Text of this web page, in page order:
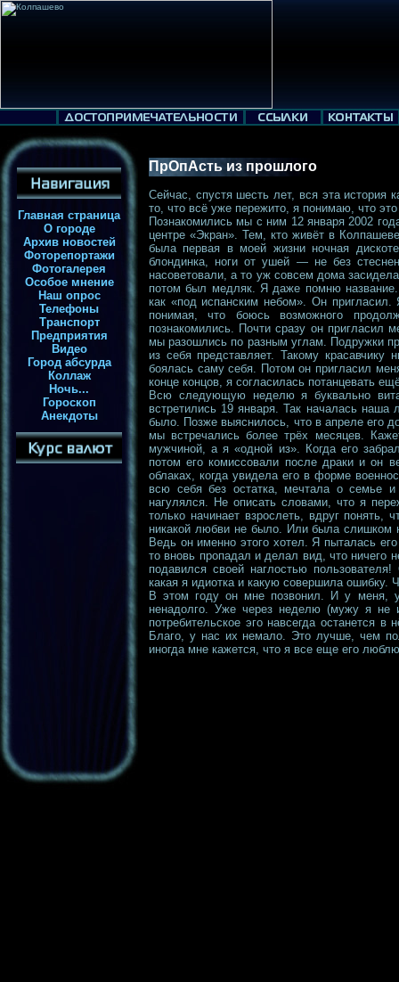
Главная страница
О городе
Архив новостей
Фоторепортажи
Фотогалерея
Особое мнение
Наш опрос
Телефоны
Транспорт
Предприятия
Видео
Город абсурда
Коллаж
Ночь...
Гороскоп
Анекдоты
ПрОпАсть из прошлого
Сейчас, спустя шесть лет, вся эта история
то, что всё уже пережито, я понимаю, что
Познакомились мы с ним 12 января 2002
центре «Экран». Тем, кто живёт в
была первая в моей жизни ночная
блондинка, ноги от ушей — не без
насоветовали, а то уж совсем дома
потом был медляк. Я даже помню
как «под испанским небом». Он
понимая, что боюсь возможного
познакомились. Почти сразу он пригласил
мы разошлись по разным углам. Подружки
из себя представляет. Такому
боялась саму себя. Потом он пригласил
конце концов, я согласилась потанцевать
Всю следующую неделю я буквально
встретились 19 января. Так началась
было. Позже выяснилось, что в апреле его
мы встречались более трёх месяцев.
мужчиной, а я «одной из». Когда его
потом его комиссовали после драки и он
облаках, когда увидела его в форме
всю себя без остатка, мечтала о
нагулялся. Не описать словами, что я
только начинает взрослеть, вдруг понять,
никакой любви не было. Или была слишком
Ведь он именно этого хотел. Я пыталась
то вновь пропадал и делал вид, что
подавился своей наглостью
какая я идиотка и какую совершила ошибку.
В этом году он мне позвонил. И у меня,
ненадолго. Уже через неделю (мужу я не
потребительское эго навсегда останется
Благо, у нас их немало. Это лучше, чем
иногда мне кажется, что я все еще его